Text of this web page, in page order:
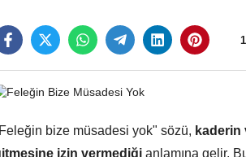
bize müsadesi yok" sözü, kaderin
izin vermediği anlamına gelir.